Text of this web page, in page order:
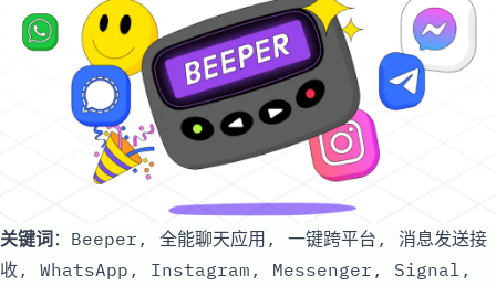
关键词：Beeper, 全能聊天应用, 一键跨平台, 消息发送接
收, WhatsApp, Instagram, Messenger, Signal,